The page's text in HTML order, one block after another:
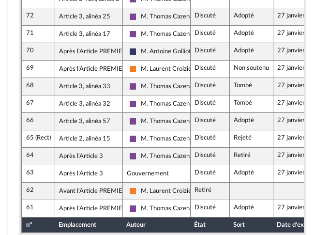
Ensemble pour la République
72 Article 3, alinéa 25
Ensemble pour la République
M. Thomas CazenaveDiscuté Adopté 27 janvier
71 Article 3, alinéa 17
Ensemble pour la République
M. Thomas CazenaveDiscuté Adopté 27 janvier
70 Après l'Article PREMIER
Rassemblement National
M. Antoine Golliot Discuté Adopté 27 janvier
69 Après l'Article PREMIER
Les Démocrates
M. Laurent Croizier Discuté Non soutenu 27 janvier
68 Article 3, alinéa 33
Ensemble pour la République
M. Thomas CazenaveDiscuté Tombé 27 janvier
67 Article 3, alinéa 32
Ensemble pour la République
M. Thomas CazenaveDiscuté Tombé 27 janvier
66 Article 3, alinéa 57
Ensemble pour la République
M. Thomas CazenaveDiscuté Adopté 27 janvier
65 (Rect) Article 2, alinéa 15
Ensemble pour la République
M. Thomas CazenaveDiscuté Rejeté 27 janvier
64 Après l'Article 3
Ensemble pour la République
M. Thomas CazenaveDiscuté Retiré 27 janvier
63 Après l'Article 3 Gouvernement Discuté Adopté 27 janvier
62 Avant l'Article PREMIER
Les Démocrates
M. Laurent Croizier Retiré
61 Après l'Article PREMIER
Ensemble pour la République
M. Thomas CazenaveDiscuté Adopté 27 janvier
n° Emplacement Auteur État Sort Date